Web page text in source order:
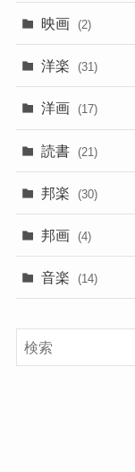
映画 (2)
洋楽 (31)
洋画 (17)
読書 (21)
邦楽 (30)
邦画 (4)
音楽 (14)